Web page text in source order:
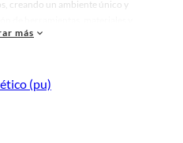
creando un ambiente único y
crear un espacio más tú.
decoración, estamos aquí para hacer
todo lo que tenemos para ofrecerte en
y Visillos en Sodimac
calidad para tus proyectos y
más
(pu)